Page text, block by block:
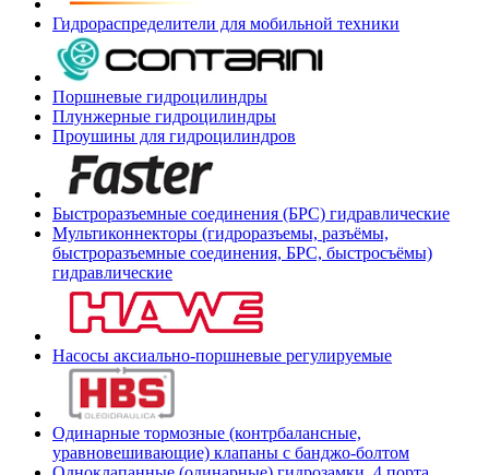
Гидрораспределители для мобильной техники
Поршневые гидроцилиндры
Плунжерные гидроцилиндры
Проушины для гидроцилиндров
Быстроразъемные соединения (БРС) гидравлические
Мультиконнекторы (гидроразъемы, разъёмы,
быстроразъемные соединения, БРС, быстросъёмы)
гидравлические
Насосы аксиально-поршневые регулируемые
Одинарные тормозные (контрбалансные,
уравновешивающие) клапаны с банджо-болтом